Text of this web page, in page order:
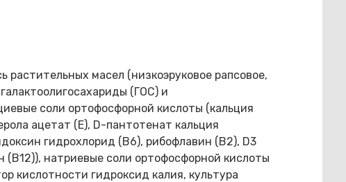
масел (низкоэруковое рапсовое,
(ГОС) и
соли ортофосфорной кислоты (кальция
ацетат (Е), D-пантотенат кальция
гидрохлорид (B6), рибофлавин (B2), D3
натриевые соли ортофосфорной кислоты
кислотности гидроксид калия, культура